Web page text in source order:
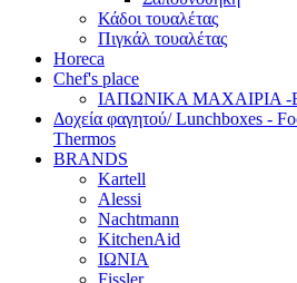
Κάδοι τουαλέτας
Πιγκάλ τουαλέτας
Horeca
Chef's place
ΙΑΠΩΝΙΚΑ ΜΑΧΑΙΡΙΑ -
Δoχεία φαγητού/ Lunchboxes -
Thermos
BRANDS
Kartell
Alessi
Nachtmann
KitchenAid
ΙΩΝΙΑ